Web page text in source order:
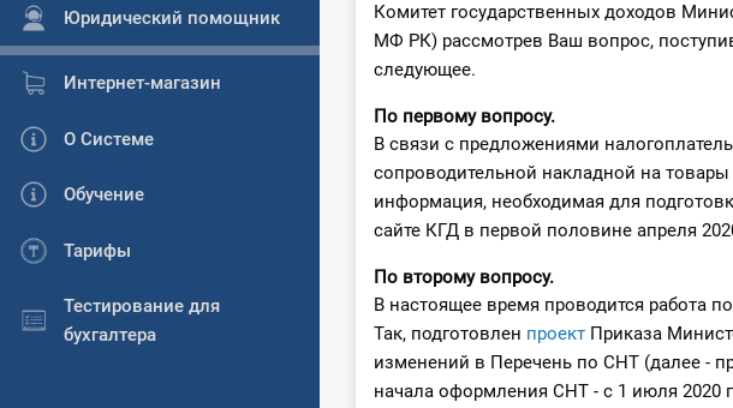
Юридический помощник
Интернет-магазин
О Системе
Обучение
Тарифы
Тестирование для
бухгалтера
Комитет государственных доходов
МФ РК) рассмотрев Ваш вопрос,
следующее.
По первому вопросу.
В связи с предложениями
сопроводительной накладной на
информация, необходимая для
сайте КГД в первой половине апреля
По второму вопросу.
В настоящее время проводится работа
Так, подготовлен проект Приказа
изменений в Перечень по СНТ (далее -
начала оформления СНТ - с 1 июля 2020